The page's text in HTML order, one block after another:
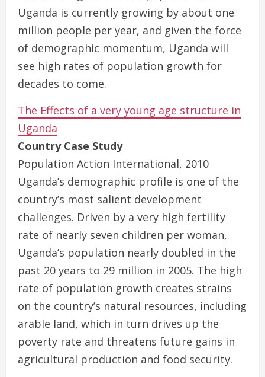
Uganda is currently growing by about one
million people per year, and given the force
of demographic momentum, Uganda will
see high rates of population growth for
decades to come.
The Effects of a very young age structure in
Uganda
Country Case Study
Population Action International, 2010
Uganda’s demographic profile is one of the
country’s most salient development
challenges. Driven by a very high fertility
rate of nearly seven children per woman,
Uganda’s population nearly doubled in the
past 20 years to 29 million in 2005. The high
rate of population growth creates strains
on the country’s natural resources, including
arable land, which in turn drives up the
poverty rate and threatens future gains in
agricultural production and food security.